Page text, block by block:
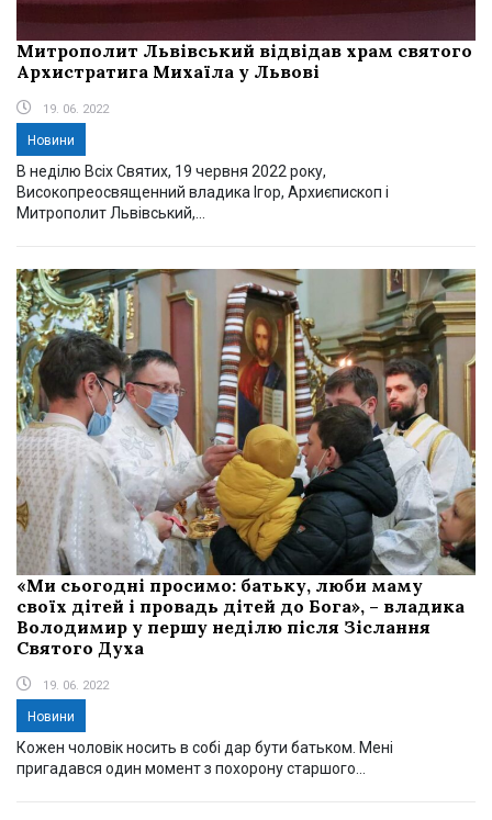
Митрополит Львівський відвідав храм святого
Архистратига Михаїла у Львові
19. 06. 2022
Новини
В неділю Всіх Святих, 19 червня 2022 року,
Високопреосвященний владика Ігор, Архиєпископ і
Митрополит Львівський,...
«Ми сьогодні просимо: батьку, люби маму
своїх дітей і провадь дітей до Бога», – владика
Володимир у першу неділю після Зіслання
Святого Духа
19. 06. 2022
Новини
Кожен чоловік носить в собі дар бути батьком. Мені
пригадався один момент з похорону старшого...